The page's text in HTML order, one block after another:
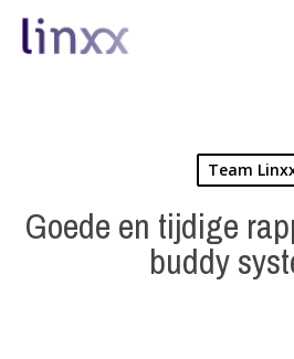
Skip
Team
Goede en tijdige
buddy